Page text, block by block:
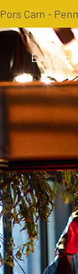
Pors Carn -